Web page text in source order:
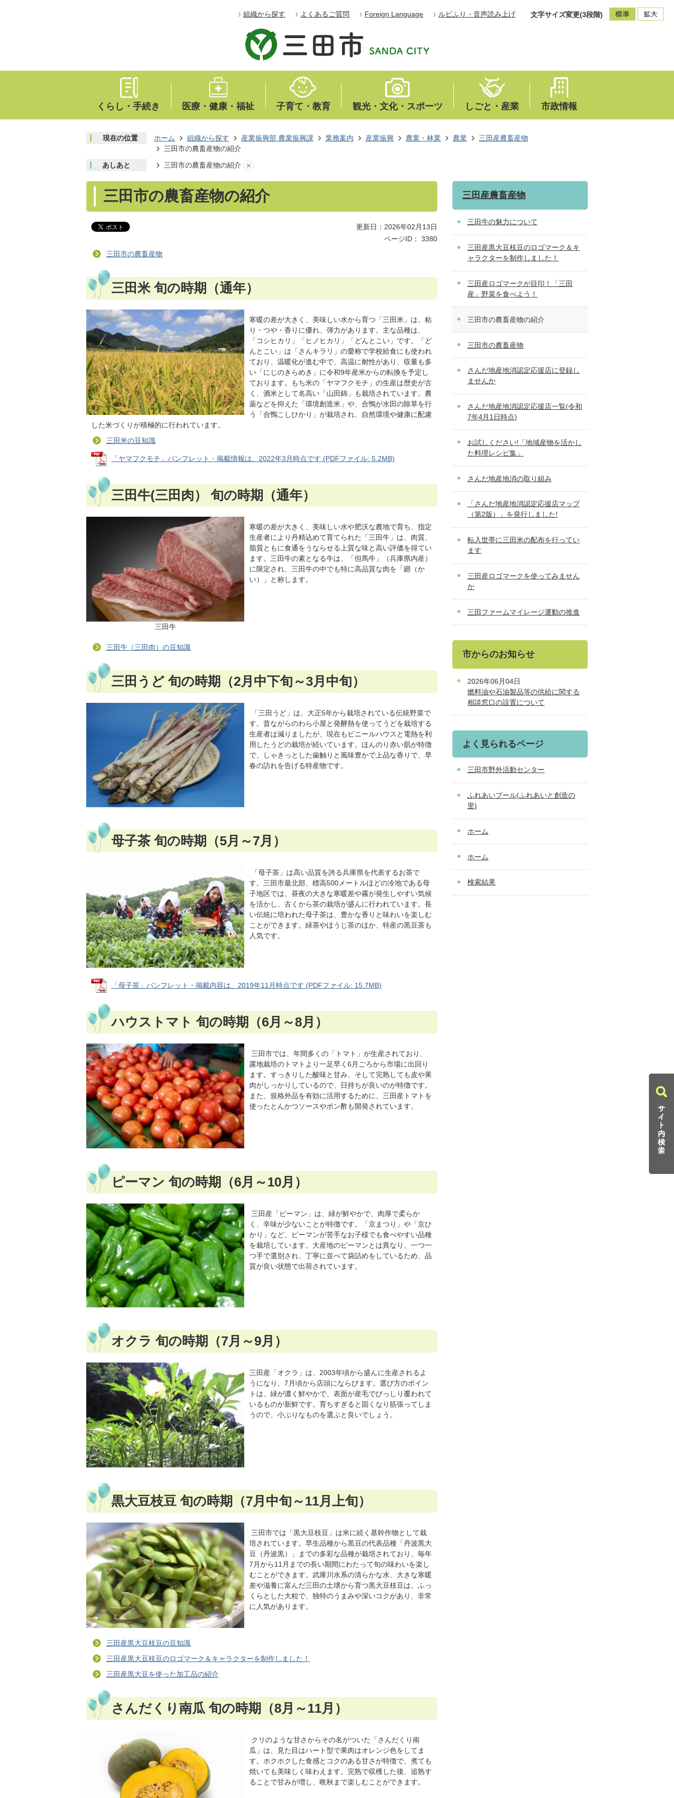
組織から探す よくあるご質問 Foreign Language ルビふり・音声読み上げ 文字サイズ変更(3段階)
くらし・手続き 医療・健康・福祉 子育て・教育 観光・文化・スポーツ しごと・産業 市政情報
現在の位置 ホーム 組織から探す 産業振興部 農業振興課 業務案内 産業振興 農業・林業 農業
三田産農畜産物
三田市の農畜産物の紹介
あしあと 三田市の農畜産物の紹介
三田市の農畜産物の紹介
更新日：2026年02月13日
ページID：
3380
三田市の農畜産物
三田米 旬の時期（通年）
寒暖の差が大きく、美味しい水から育つ「三田米」は、粘
り・つや・香りに優れ、弾力があります。主な品種は、
「コシヒカリ」「ヒノヒカリ」「どんとこい」です。「ど
んとこい」は「さんキラリ」の愛称で学校給食にも使われ
ており、温暖化が進む中で、高温に耐性があり、収量も多
い「にじのきらめき」に令和9年産米からの転換を予定し
ております。もち米の「ヤマフクモチ」の生産は歴史が古
く、酒米として名高い「山田錦」も栽培されています。農
薬などを抑えた「環境創造米」や、合鴨が水田の除草を行
う「合鴨こしひかり」が栽培され、自然環境や健康に配慮
した米づくりが積極的に行われています。
三田米の豆知識
「ヤマフクモチ」パンフレット・掲載情報は、2022年3月時点です (PDFファイル: 5.2MB)
三田牛(三田肉） 旬の時期（通年）
三田牛
寒暖の差が大きく、美味しい水や肥沃な農地で育ち、指定
生産者により丹精込めて育てられた「三田牛」は、肉質、
脂質ともに食通をうならせる上質な味と高い評価を得てい
ます。三田牛の素となる牛は、「但馬牛」（兵庫県内産）
に限定され、三田牛の中でも特に高品質な肉を「廻（か
い）」と称します。
三田牛（三田肉）の豆知識
三田うど 旬の時期（2月中下旬～3月中旬）
「三田うど」は、大正5年から栽培されている伝統野菜で
す。昔ながらのわら小屋と発酵熱を使ってうどを栽培する
生産者は減りましたが、現在もビニールハウスと電熱を利
用したうどの栽培が続いています。ほんのり赤い肌が特徴
で、しゃきっとした歯触りと風味豊かで上品な香りで、早
春の訪れを告げる特産物です。
母子茶 旬の時期（5月～7月）
「母子茶」は高い品質を誇る兵庫県を代表するお茶で
す。三田市最北部、標高500メートルほどの冷地である母
子地区では、昼夜の大きな寒暖差や霧が発生しやすい気候
を活かし、古くから茶の栽培が盛んに行われています。長
い伝統に培われた母子茶は、豊かな香りと味わいを楽しむ
ことができます。緑茶やほうじ茶のほか、特産の黒豆茶も
人気です。
「母子茶」パンフレット・掲載内容は、2019年11月時点です (PDFファイル: 15.7MB)
ハウストマト 旬の時期（6月～8月）
三田市では、年間多くの「トマト」が生産されており、
露地栽培のトマトより一足早く6月ごろから市場に出回り
ます。すっきりした酸味と甘み、そして完熟しても皮や果
肉がしっかりしているので、日持ちが良いのが特徴です。
また、規格外品を有効に活用するために、三田産トマトを
使ったとんかつソースやポン酢も開発されています。
ピーマン 旬の時期（6月～10月）
三田産「ピーマン」は、緑が鮮やかで、肉厚で柔らか
く、辛味が少ないことが特徴です。「京まつり」や「京ひ
かり」など、ピーマンが苦手なお子様でも食べやすい品種
を栽培しています。大産地のピーマンとは異なり、一つ一
つ手で選別され、丁寧に並べて袋詰めをしているため、品
質が良い状態で出荷されています。
オクラ 旬の時期（7月～9月）
三田産「オクラ」は、2003年頃から盛んに生産されるよ
うになり、7月頃から店頭にならびます。選び方のポイン
トは、緑が濃く鮮やかで、表面が産毛でびっしり覆われて
いるものが新鮮です。育ちすぎると固くなり筋張ってしま
うので、小ぶりなものを選ぶと良いでしょう。
黒大豆枝豆 旬の時期（7月中旬～11月上旬）
三田市では「黒大豆枝豆」は米に続く基幹作物として栽
培されています。早生品種から黒豆の代表品種「丹波黒大
豆（丹波黒）」までの多彩な品種が栽培されており、毎年
7月から11月までの長い期間にわたって旬の味わいを楽し
むことができます。武庫川水系の清らかな水、大きな寒暖
差や滋養に富んだ三田の土壌から育つ黒大豆枝豆は、ふっ
くらとした大粒で、独特のうまみや深いコクがあり、非常
に人気があります。
三田産黒大豆枝豆の豆知識
三田産黒大豆枝豆のロゴマーク＆キャラクターを制作しました！
三田産黒大豆を使った加工品の紹介
さんだくり南瓜 旬の時期（8月～11月）
クリのような甘さからその名がついた「さんだくり南
瓜」は、見た目はハート型で果肉はオレンジ色をしてま
す。ホクホクした食感とコクのある甘さが特徴で、煮ても
焼いても美味しく味わえます。完熟で収穫した後、追熟す
ることで甘みが増し、晩秋まで楽しむことができます。
三田産農畜産物
三田牛の魅力について
三田産黒大豆枝豆のロゴマーク＆キ
ャラクターを制作しました！
三田産ロゴマークが目印！「三田
産」野菜を食べよう！
三田市の農畜産物の紹介
三田市の農畜産物
さんだ地産地消認定応援店に登録し
ませんか
さんだ地産地消認定応援店一覧(令和
7年4月1日時点)
お試しください!「地域産物を活かし
た料理レシピ集」
さんだ地産地消の取り組み
「さんだ地産地消認定応援店マップ
（第2版）」を発行しました!
転入世帯に三田米の配布を行ってい
ます
三田産ロゴマークを使ってみません
か
三田ファームマイレージ運動の推進
市からのお知らせ
2026年06月04日
燃料油や石油製品等の供給に関する
相談窓口の設置について
よく見られるページ
三田市野外活動センター
ふれあいプール(ふれあいと創造の
里)
ホーム
ホーム
検索結果